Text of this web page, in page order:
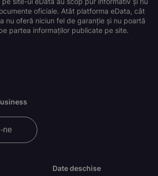
oficiale. Atât platforma eData, cât
nu oferă niciun fel de garanție și nu poartă
partea informaților publicate pe site.
Date deschise
ne